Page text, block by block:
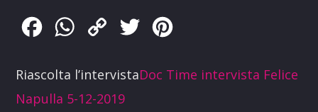
FacebookWhatsApp
Copy
Twitter
Riascolta l’intervistaDoc Time intervista Felice
Napulla 5-12-2019